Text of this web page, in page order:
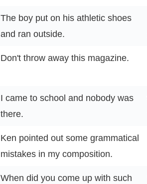
The boy put on his athletic shoes
and ran outside.
Don't throw away this magazine.
I came to school and nobody was
there.
Ken pointed out some grammatical
mistakes in my composition.
When did you come up with such